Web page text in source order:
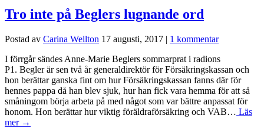
Tro inte på Beglers lugnande ord
Postad av Carina Wellton 17 augusti, 2017 | 1 kommentar
I förrgår sändes Anne-Marie Beglers sommarprat i radions
P1. Begler är sen två år generaldirektör för Försäkringskassan och
hon berättar ganska fint om hur Försäkringskassan fanns där för
hennes pappa då han blev sjuk, hur han fick vara hemma för att så
småningom börja arbeta på med något som var bättre anpassat för
honom. Hon berättar hur viktig föräldraförsäkring och VAB… Läs
mer →